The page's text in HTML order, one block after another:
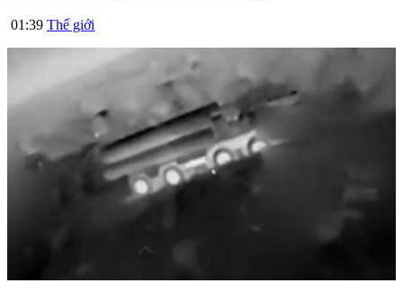
01:39 Thế giới